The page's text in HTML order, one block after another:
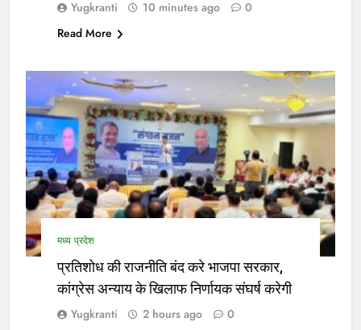
Yugkranti 10 minutes ago
0
Read More
मध्य प्रदेश
प्रतिशोध की राजनीति बंद करे भाजपा सरकार,
कांग्रेस अन्याय के खिलाफ निर्णायक संघर्ष करेगी
Yugkranti 2 hours ago
0